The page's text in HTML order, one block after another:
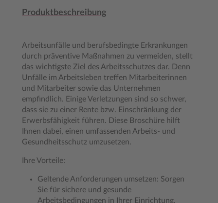
Produktbeschreibung
Arbeitsunfälle und berufsbedingte Erkrankungen
durch präventive Maßnahmen zu vermeiden, stellt
das wichtigste Ziel des Arbeitsschutzes dar. Denn
Unfälle im Arbeitsleben treffen Mitarbeiterinnen
und Mitarbeiter sowie das Unternehmen
empfindlich. Einige Verletzungen sind so schwer,
dass sie zu einer Rente bzw. Einschränkung der
Erwerbsfähigkeit führen. Diese Broschüre hilft
Ihnen dabei, einen umfassenden Arbeits- und
Gesundheitsschutz umzusetzen.
Ihre Vorteile:
Geltende Anforderungen umsetzen: Sorgen
Sie für sichere und gesunde
Arbeitsbedingungen in Ihrer Einrichtung.